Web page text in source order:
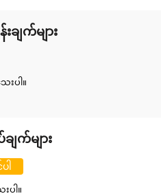
ချက်များ
းပါ။
က်များ
ါ
ပါ။